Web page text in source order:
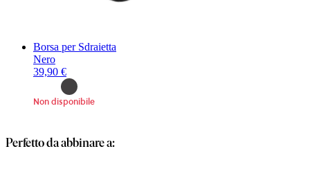
Borsa per Sdraietta
Nero
39,90 €
Non disponibile
Perfetto da abbinare a: